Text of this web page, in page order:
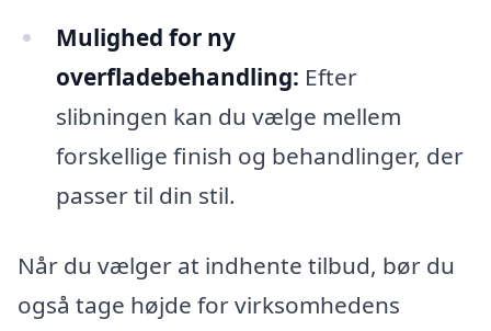
Mulighed for ny
overfladebehandling: Efter
slibningen kan du vælge mellem
forskellige finish og behandlinger, der
passer til din stil.
Når du vælger at indhente tilbud, bør du
også tage højde for virksomhedens